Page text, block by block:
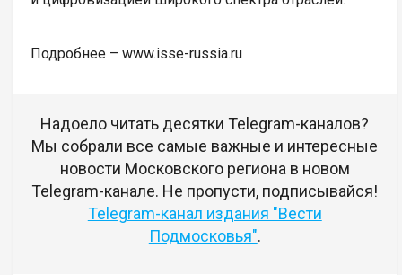
Подробнее – www.isse-russia.ru
Надоело читать десятки Telegram-каналов?
Мы собрали все самые важные и интересные
новости Московского региона в новом
Telegram-канале. Не пропусти, подписывайся!
Telegram-канал издания "Вести
Подмосковья".